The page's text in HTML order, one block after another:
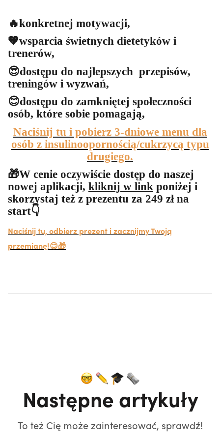
🔥konkretnej motywacji,
🧡wsparcia świetnych dietetyków i
trenerów,
😍dostępu do najlepszych przepisów,
treningów i wyzwań,
😊dostępu do zamkniętej społeczności
osób, które sobie pomagają,
Naciśnij tu i pobierz 3-dniowe menu dla
osób z insulinoopornością/cukrzycą typu
drugiego.
🎁W cenie oczywiście dostęp do naszej
nowej aplikacji, kliknij w link poniżej i
skorzystaj też z prezentu za 249 zł na
start👇
Naciśnij tu, odbierz prezent i zacznijmy Twoją
przemianę!😊🎁
Następne artykuły
To też Cię może zainteresować, sprawdź!